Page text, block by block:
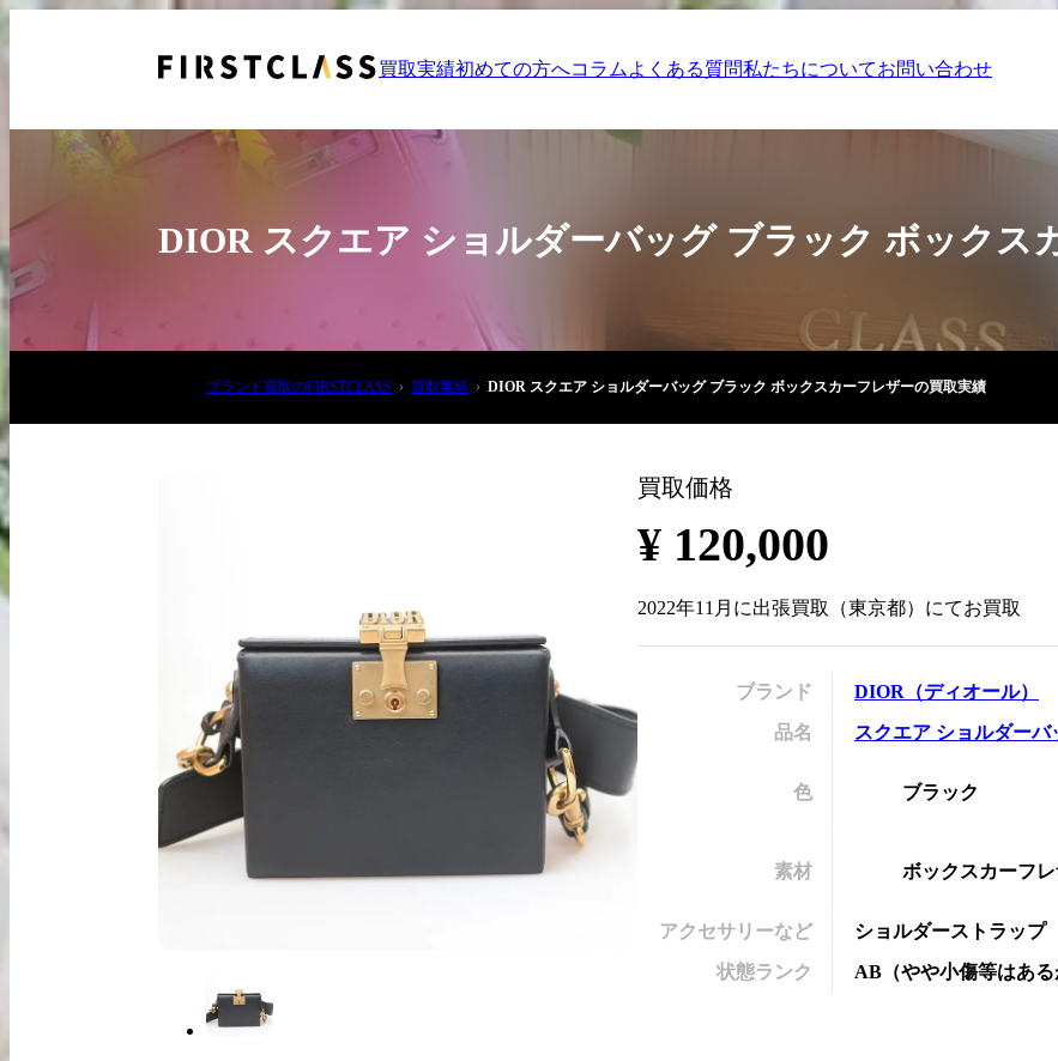
買取実績初めての方へコラム よくある質問私たちについてお問い合わせ
03-6908-5890
お申込み
LINE査定
DIOR スクエア ショルダーバッグ ブラック ボックス
ブランド買取のFIRSTCLASS 買取実績 DIOR スクエア ショルダーバッグ ブラック ボックスカーフレザーの買取実績
買取価格
¥ 120,000
2022年11月 に出張買取 （東京都）にてお買取
ブランド DIOR （ディオール）
品名
スクエア ショルダーバ
色 ブラック
素材 ボックスカーフ
アクセサリーなど
ショルダーストラップ
状態ランク
AB （やや小傷等はあ